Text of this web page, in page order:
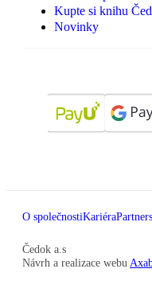
Kupte si knihu
Novinky
O společnostiKariéra
Čedok a.s
Návrh a realizace webu